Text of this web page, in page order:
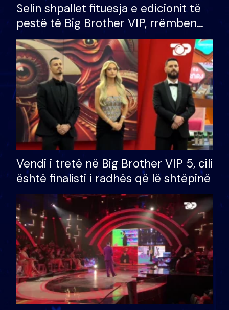
Selin shpallet fituesja e edicionit të
pestë të Big Brother VIP, rrëmben
çmimin e madh prej 100 mijë eurosh
Vendi i tretë në Big Brother VIP 5, cili
është finalisti i radhës që lë shtëpinë